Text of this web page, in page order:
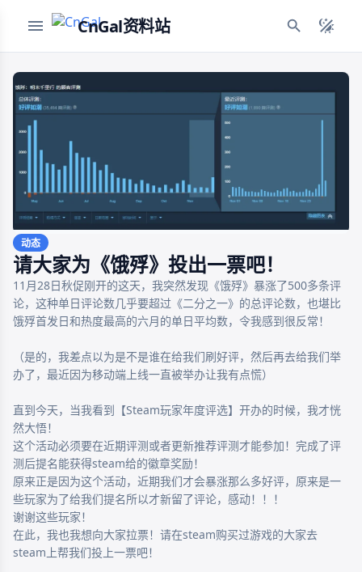
CnGal资料站
动态
请大家为《饿殍》投出一票吧！
11月28日秋促刚开的这天，我突然发现《饿殍》暴涨了500多条评
论，这种单日评论数几乎要超过《二分之一》的总评论数，也堪比
饿殍首发日和热度最高的六月的单日平均数，令我感到很反常！
（是的，我差点以为是不是谁在给我们刷好评，然后再去给我们举
办了，最近因为移动端上线一直被举办让我有点慌）
直到今天，当我看到【Steam玩家年度评选】开办的时候，我才恍
然大悟！
这个活动必须要在近期评测或者更新推荐评测才能参加！完成了评
测后提名能获得steam给的徽章奖励！
原来正是因为这个活动，近期我们才会暴涨那么多好评，原来是一
些玩家为了给我们提名所以才新留了评论，感动！！！
谢谢这些玩家！
在此，我也我想向大家拉票！请在steam购买过游戏的大家去
steam上帮我们投上一票吧！